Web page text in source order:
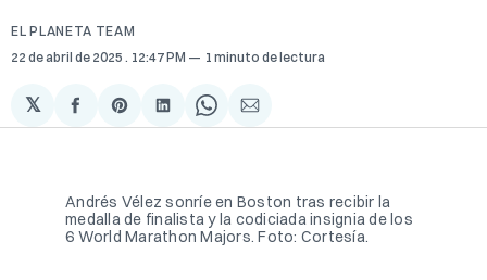
EL PLANETA TEAM
22 de abril de 2025 . 12:47 PM 1 minuto de lectura
𝕏
Compartir
en
Share
on
Compartir
en
Share
on
Compartir
via
Andrés Vélez sonríe en Boston tras recibir la
medalla de finalista y la codiciada insignia de los
6 World Marathon Majors. Foto: Cortesía.